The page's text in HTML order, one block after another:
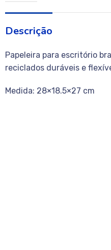
Descrição
Papeleira para escritório
reciclados duráveis e
Medida: 28×18.5×27 cm